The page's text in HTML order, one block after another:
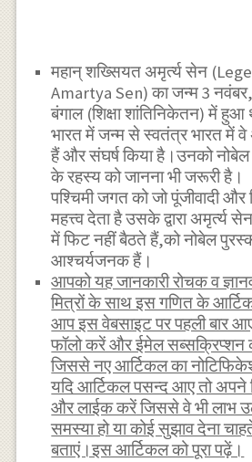
महान् शख्सियत अमृर्त्य सेन
Amartya Sen) का जन्म 3
बंगाल (शिक्षा शांतिनिकेतन) में
भारत में जन्म से स्वतंत्र भारत में
हैं और संघर्ष किया है।उनको
के रहस्य को जानना भी जरूरी है।
पश्चिमी जगत को जो पूंजीवादी और
महत्त्व देता है उसके द्वारा अमृर्त्य
में फिट नहीं बैठते हैं,को नोबेल
आश्चर्यजनक हैं।
आपको यह जानकारी रोचक व
मित्रों के साथ इस गणित के
आप इस वेबसाइट पर पहली बार
फॉलो करें और ईमेल सब्सक्रिप्शन
जिससे नए आर्टिकल का
यदि आर्टिकल पसन्द आए तो अपने
और लाईक करें जिससे वे भी लाभ
समस्या हो या कोई सुझाव देना
बताएं।इस आर्टिकल को पूरा पढ़ें।